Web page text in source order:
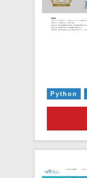
Python